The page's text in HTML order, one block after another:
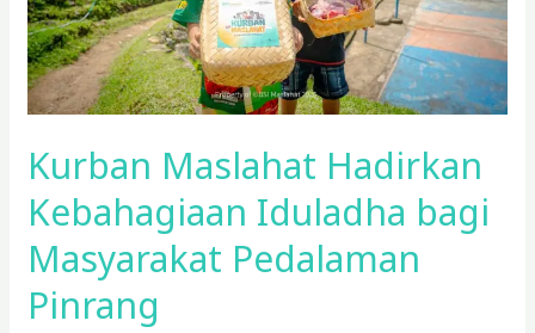
Kurban Maslahat Hadirkan
Kebahagiaan Iduladha bagi
Masyarakat Pedalaman
Pinrang
Pedalaman
Pinrang